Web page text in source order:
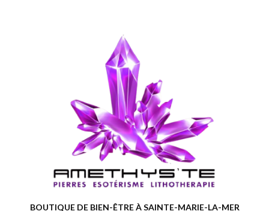
BOUTIQUE DE BIEN-ÊTRE À SAINTE-MARIE-LA-MER